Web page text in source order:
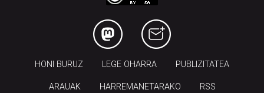
HONI BURUZ LEGE OHARRA PUBLIZITATEA
ARAUAK HARREMANETARAKO RSS